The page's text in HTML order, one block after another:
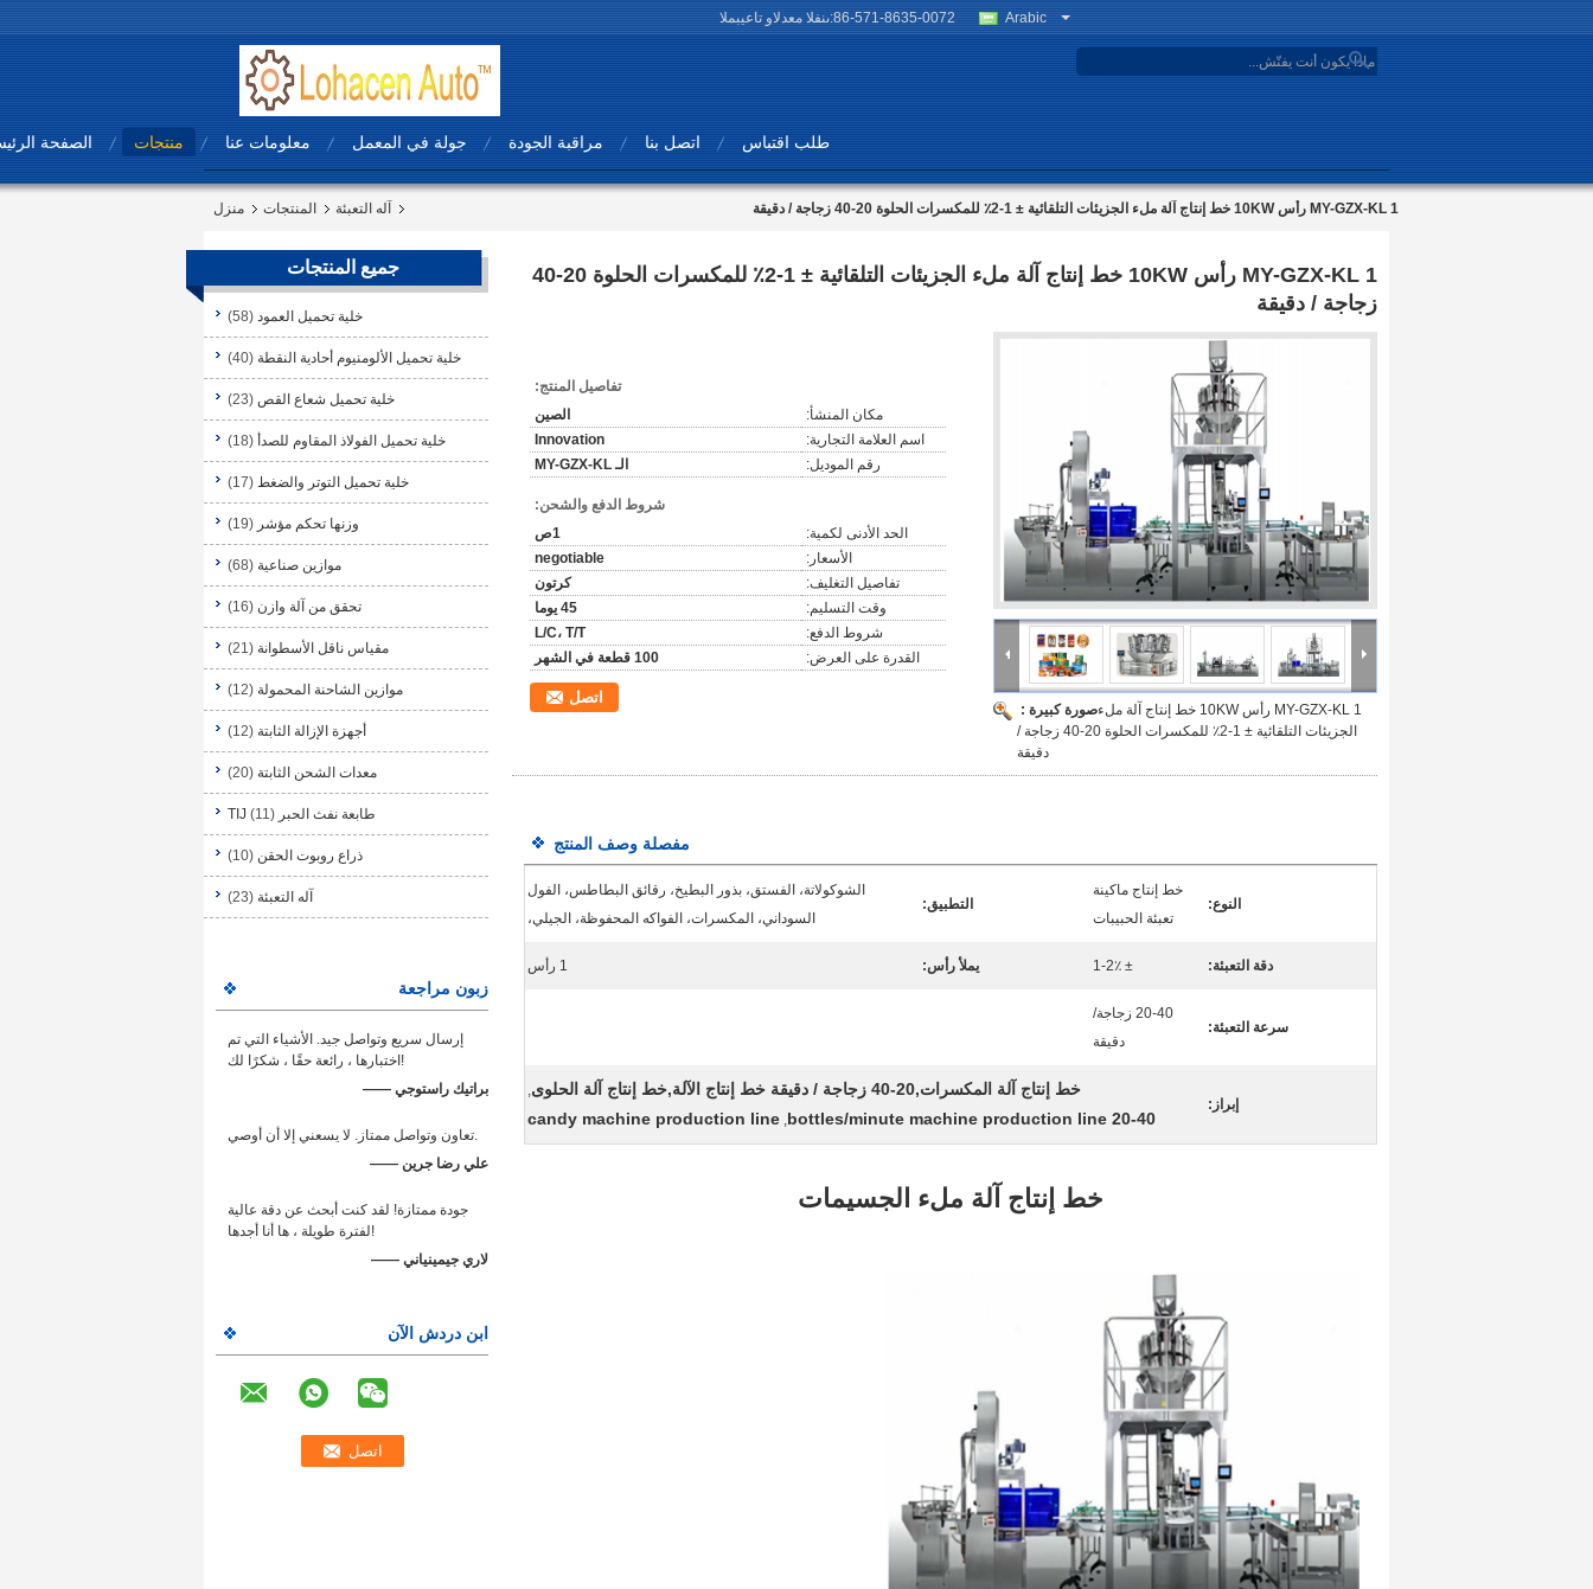
المبيعات والدعم الفنى:86-571-8635-0072 Arabic
search
الصفحة منتجات معلومات عنا جولة في المعمل مراقبة الجودة اتصل بنا طلب اقتباس
منزل المنتجات آله التعبئة MY-GZX-KL 1 رأس 10KW خط إنتاج آلة ملء الجزيئات التلقائية ± 1-2٪ للمكسرات الحلوة 20-40 زجاجة / دقيقة
جميع المنتجات
خلية تحميل العمود (58)
خلية تحميل الألومنيوم أحادية النقطة (40)
خلية تحميل شعاع القص (23)
خلية تحميل الفولاذ المقاوم للصدأ (18)
خلية تحميل التوتر والضغط (17)
وزنها تحكم مؤشر (19)
موازين صناعية (68)
تحقق من آلة وازن (16)
مقياس ناقل الأسطوانة (21)
موازين الشاحنة المحمولة (12)
أجهزة الإزالة الثابتة (12)
معدات الشحن الثابتة (20)
طابعة نفث الحبر TIJ (11)
ذراع روبوت الحقن (10)
آله التعبئة (23)
زبون مراجعة
إرسال سريع وتواصل جيد. الأشياء التي تم
اختبارها ، رائعة حقًا ، شكرًا لك!
—— براتيك راستوجي
تعاون وتواصل ممتاز. لا يسعني إلا أن أوصي.
—— علي رضا جرين
جودة ممتازة! لقد كنت أبحث عن دقة عالية
لفترة طويلة ، ها أنا أجدها!
—— لاري جيمينياني
ابن دردش الآن
MY-GZX-KL 1 رأس 10KW خط إنتاج آلة ملء الجزيئات التلقائية ± 1-2٪ للمكسرات الحلوة 20-40
زجاجة / دقيقة
صورة كبيرة :MY-GZX-KL 1 رأس 10KW خط إنتاج آلة ملء
الجزيئات التلقائية ± 1-2٪ للمكسرات الحلوة 20-40 زجاجة /
دقيقة
تفاصيل المنتج:
مكان المنشأ:
الصين
اسم العلامة التجارية:
Innovation
رقم الموديل:
الـ MY-GZX-KL
شروط الدفع والشحن:
الحد الأدنى لكمية:
1ص
الأسعار:
negotiable
تفاصيل التغليف:
كرتون
وقت التسليم:
45 يوما
شروط الدفع:
L/C، T/T
القدرة على العرض:
100 قطعة في الشهر
اتصل
مفصلة وصف المنتج
النوع:
خط إنتاج ماكينة
تعبئة الحبيبات
التطبيق:
الشوكولاتة، الفستق، بذور البطيخ، رقائق البطاطس، الفول
السوداني، المكسرات، الفواكه المحفوظة، الجيلي،
دقة التعبئة: ± 1-2٪ يملأ رأس: 1 رأس
سرعة التعبئة:
20-40 زجاجة/
دقيقة
إبراز:
خط إنتاج آلة المكسرات,20-40 زجاجة / دقيقة خط إنتاج الآلة,خط إنتاج آلة الحلوى ,
20-40 bottles/minute machine production line
,
candy machine production line
خط إنتاج آلة ملء الجسيمات